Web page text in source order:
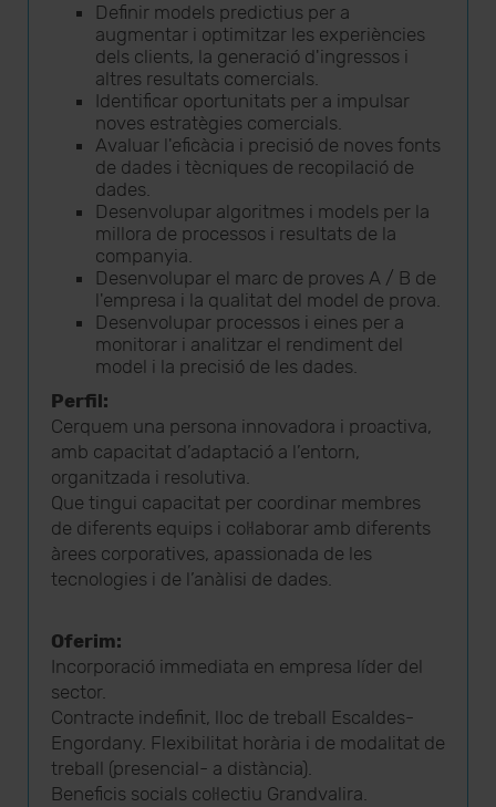
Definir models predictius per a
augmentar i optimitzar les experiències
dels clients, la generació d'ingressos i
altres resultats comercials.
Identificar oportunitats per a impulsar
noves estratègies comercials.
Avaluar l'eficàcia i precisió de noves fonts
de dades i tècniques de recopilació de
dades.
Desenvolupar algoritmes i models per la
millora de processos i resultats de la
companyia.
Desenvolupar el marc de proves A / B de
l'empresa i la qualitat del model de prova.
Desenvolupar processos i eines per a
monitorar i analitzar el rendiment del
model i la precisió de les dades.
Perfil:
Cerquem una persona innovadora i proactiva,
amb capacitat d’adaptació a l’entorn,
organitzada i resolutiva.
Que tingui capacitat per coordinar membres
de diferents equips i col·laborar amb diferents
àrees corporatives, apassionada de les
tecnologies i de l’anàlisi de dades.
Oferim:
Incorporació immediata en empresa líder del
sector.
Contracte indefinit, lloc de treball Escaldes-
Engordany. Flexibilitat horària i de modalitat de
treball (presencial- a distància).
Beneficis socials col·lectiu Grandvalira.